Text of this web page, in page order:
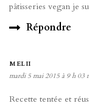
pâtisseries vegan je
Répondre
MELII
mardi 5 mai 2015 à 9 h 03
Recette tentée et